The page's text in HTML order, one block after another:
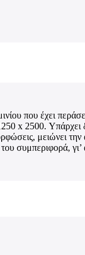
που έχει
x 2500. Υπάρχει
μειώνει
συμπεριφορά,